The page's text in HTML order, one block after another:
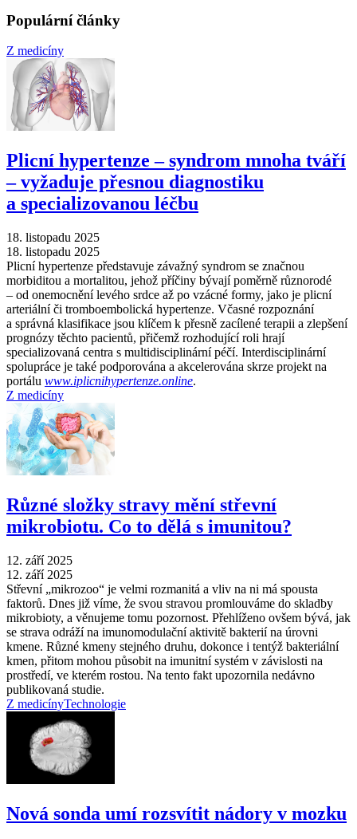
Populární články
Z medicíny
Plicní hypertenze –⁠ syndrom mnoha tváří
–⁠ vyžaduje přesnou diagnostiku
a specializovanou léčbu
18. listopadu 2025
18. listopadu 2025
Plicní hypertenze představuje závažný syndrom se značnou
morbiditou a mortalitou, jehož příčiny bývají poměrně různorodé
–⁠ od onemocnění levého srdce až po vzácné formy, jako je plicní
arteriální či tromboembolická hypertenze. Včasné rozpoznání
a správná klasifikace jsou klíčem k přesně zacílené terapii a zlepšení
prognózy těchto pacientů, přičemž rozhodující roli hrají
specializovaná centra s multidisciplinární péčí. Interdisciplinární
spolupráce je také podporována a akcelerována skrze projekt na
portálu www.iplicnihypertenze.online.
Z medicíny
Různé složky stravy mění střevní
mikrobiotu. Co to dělá s imunitou?
12. září 2025
12. září 2025
Střevní „mikrozoo“ je velmi rozmanitá a vliv na ni má spousta
faktorů. Dnes již víme, že svou stravou promlouváme do skladby
mikrobioty, a věnujeme tomu pozornost. Přehlíženo ovšem bývá, jak
se strava odráží na imunomodulační aktivitě bakterií na úrovni
kmene. Různé kmeny stejného druhu, dokonce i tentýž bakteriální
kmen, přitom mohou působit na imunitní systém v závislosti na
prostředí, ve kterém rostou. Na tento fakt upozornila nedávno
publikovaná studie.
Z medicínyTechnologie
Nová sonda umí rozsvítit nádory v mozku